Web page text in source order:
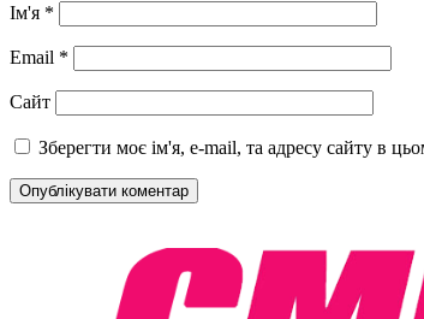
Ім'я *
Email *
Сайт
Зберегти моє ім'я, e-mail, та адресу сайту в